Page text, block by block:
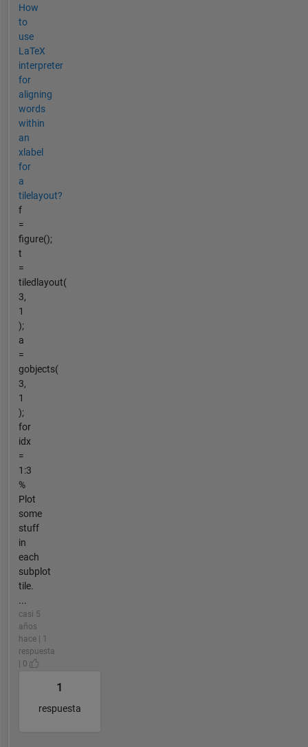
How
to
use
LaTeX
interpreter
for
aligning
words
within
an
xlabel
for
a
tilelayout?
f
=
figure();
t
=
tiledlayout(
3,
1
);
a
=
gobjects(
3,
1
);
for
idx
=
1:3
%
Plot
some
stuff
in
each
subplot
tile.
...
casi 5
años
hace | 1
respuesta
| 0
1
respuesta